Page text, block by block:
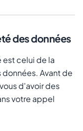
des données
est celui de la
Avant de
d'avoir des
votre appel